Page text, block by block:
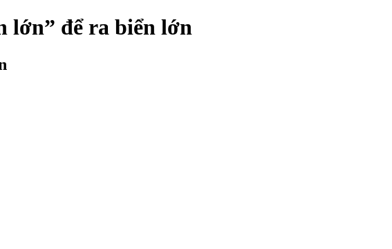
lớn” để ra biển lớn